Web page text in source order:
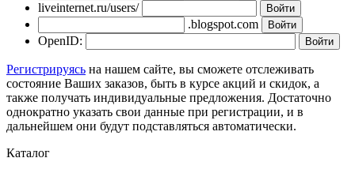
liveinternet.ru/users/
.blogspot.com
OpenID:
Регистрируясь на нашем сайте, вы сможете отслеживать
состояние Ваших заказов, быть в курсе акций и скидок, а
также получать индивидуальные предложения. Достаточно
однократно указать свои данные при регистрации, и в
дальнейшем они будут подставляться автоматически.
Каталог